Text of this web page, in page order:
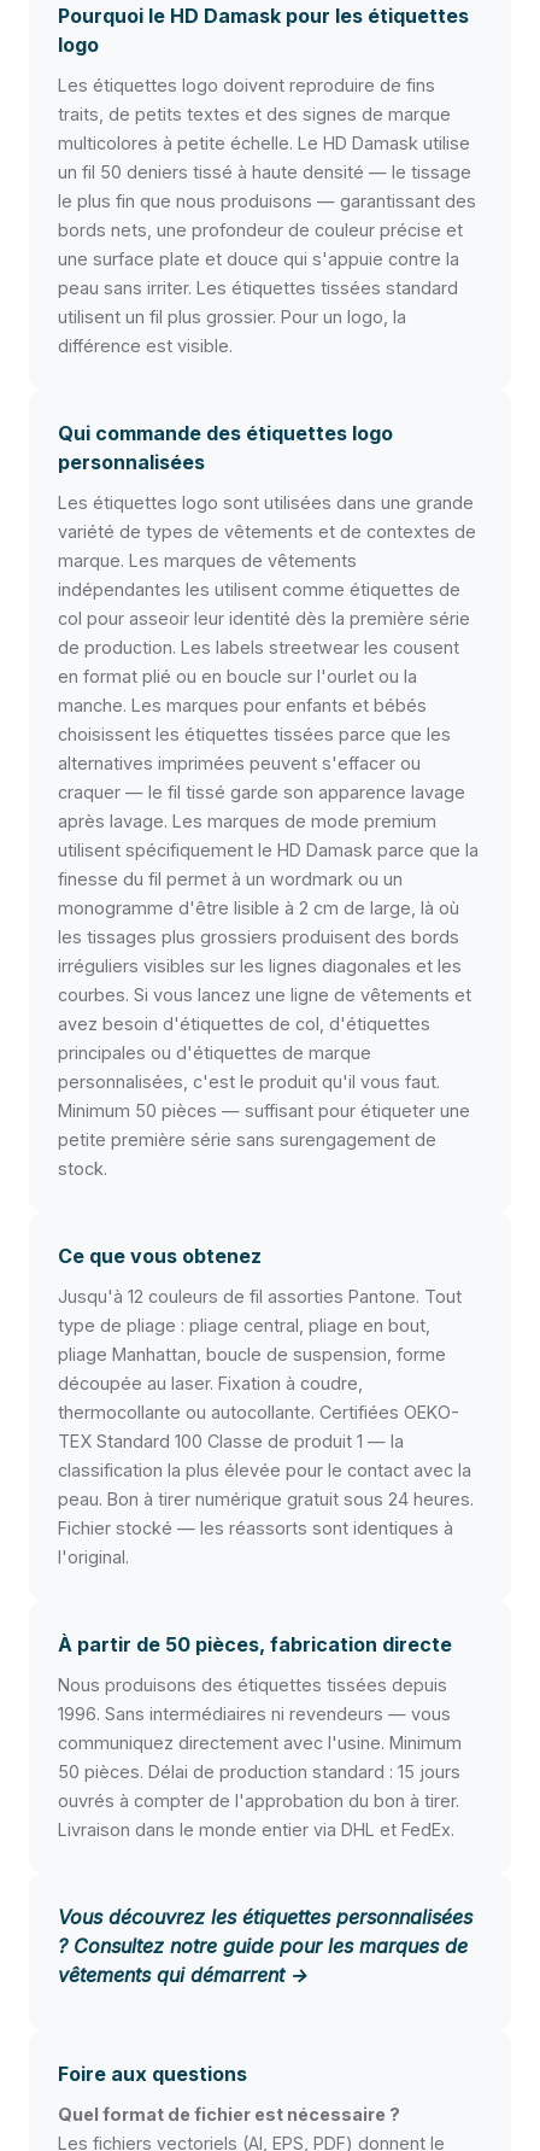
Pourquoi le HD Damask pour les étiquettes
logo
Les étiquettes logo doivent reproduire de fins
traits, de petits textes et des signes de marque
multicolores à petite échelle. Le HD Damask utilise
un fil 50 deniers tissé à haute densité — le tissage
le plus fin que nous produisons — garantissant des
bords nets, une profondeur de couleur précise et
une surface plate et douce qui s'appuie contre la
peau sans irriter. Les étiquettes tissées standard
utilisent un fil plus grossier. Pour un logo, la
différence est visible.
Qui commande des étiquettes logo
personnalisées
Les étiquettes logo sont utilisées dans une grande
variété de types de vêtements et de contextes de
marque. Les marques de vêtements
indépendantes les utilisent comme étiquettes de
col pour asseoir leur identité dès la première série
de production. Les labels streetwear les cousent
en format plié ou en boucle sur l'ourlet ou la
manche. Les marques pour enfants et bébés
choisissent les étiquettes tissées parce que les
alternatives imprimées peuvent s'effacer ou
craquer — le fil tissé garde son apparence lavage
après lavage. Les marques de mode premium
utilisent spécifiquement le HD Damask parce que la
finesse du fil permet à un wordmark ou un
monogramme d'être lisible à 2 cm de large, là où
les tissages plus grossiers produisent des bords
irréguliers visibles sur les lignes diagonales et les
courbes. Si vous lancez une ligne de vêtements et
avez besoin d'étiquettes de col, d'étiquettes
principales ou d'étiquettes de marque
personnalisées, c'est le produit qu'il vous faut.
Minimum 50 pièces — suffisant pour étiqueter une
petite première série sans surengagement de
stock.
Ce que vous obtenez
Jusqu'à 12 couleurs de fil assorties Pantone. Tout
type de pliage : pliage central, pliage en bout,
pliage Manhattan, boucle de suspension, forme
découpée au laser. Fixation à coudre,
thermocollante ou autocollante. Certifiées OEKO-
TEX Standard 100 Classe de produit 1 — la
classification la plus élevée pour le contact avec la
peau. Bon à tirer numérique gratuit sous 24 heures.
Fichier stocké — les réassorts sont identiques à
l'original.
À partir de 50 pièces, fabrication directe
Nous produisons des étiquettes tissées depuis
1996. Sans intermédiaires ni revendeurs — vous
communiquez directement avec l'usine. Minimum
50 pièces. Délai de production standard : 15 jours
ouvrés à compter de l'approbation du bon à tirer.
Livraison dans le monde entier via DHL et FedEx.
Vous découvrez les étiquettes personnalisées
? Consultez notre guide pour les marques de
vêtements qui démarrent →
Foire aux questions
Quel format de fichier est nécessaire ?
Les fichiers vectoriels (AI, EPS, PDF) donnent le